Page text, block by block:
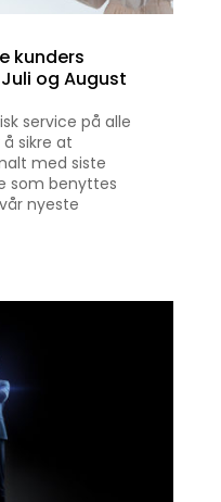
kunders
og August
service på alle
sikre at
med siste
som benyttes
nyeste